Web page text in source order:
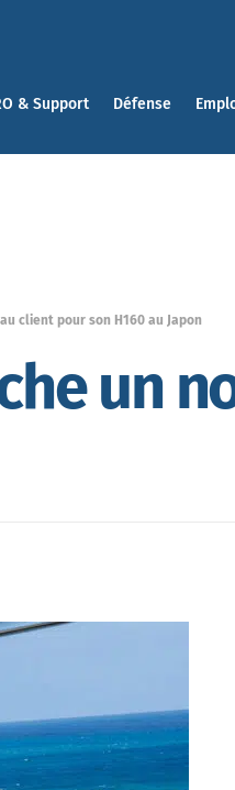
& Support Défense
client pour son H160 au Japon
un